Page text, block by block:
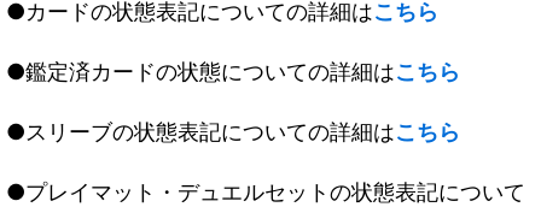
●カードの状態表記についての詳細はこちら
●鑑定済カードの状態についての詳細はこちら
●スリーブの状態表記についての詳細はこちら
●プレイマット・デュエルセットの状態表記について